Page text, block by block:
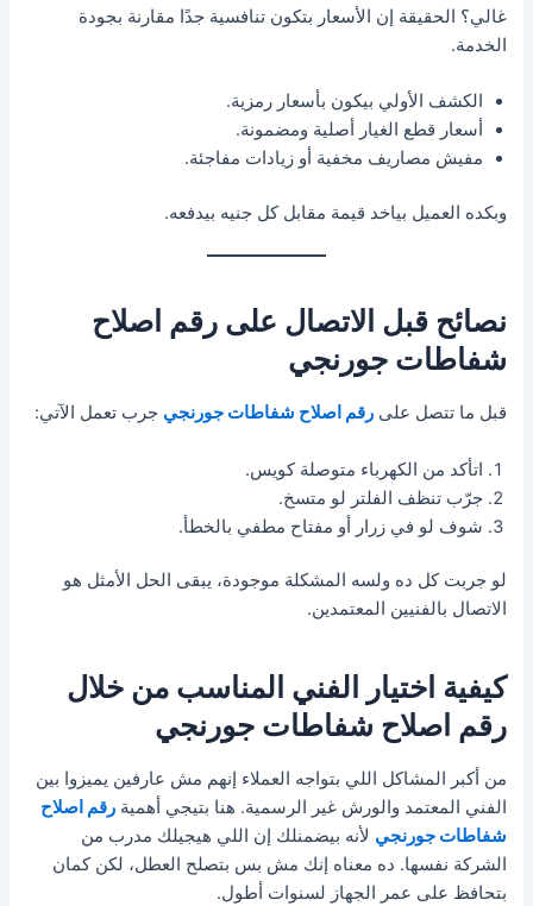
غالي؟ الحقيقة إن الأسعار بتكون تنافسية جدًا مقارنة بجودة
الخدمة.
الكشف الأولي بيكون بأسعار رمزية.
أسعار قطع الغيار أصلية ومضمونة.
مفيش مصاريف مخفية أو زيادات مفاجئة.
وبكده العميل بياخد قيمة مقابل كل جنيه بيدفعه.
نصائح قبل الاتصال على رقم اصلاح
شفاطات جورنجي
قبل ما تتصل علىرقم اصلاح شفاطات جورنجي جرب تعمل الآتي:
اتأكد من الكهرباء متوصلة كويس.
جرّب تنظف الفلتر لو متسخ.
شوف لو في زرار أو مفتاح مطفي بالخطأ.
لو جربت كل ده ولسه المشكلة موجودة، يبقى الحل الأمثل هو
الاتصال بالفنيين المعتمدين.
كيفية اختيار الفني المناسب من خلال
رقم اصلاح شفاطات جورنجي
من أكبر المشاكل اللي بتواجه العملاء إنهم مش عارفين يميزوا بين
الفني المعتمد والورش غير الرسمية. هنا بتيجي أهميةرقم اصلاح
شفاطات جورنجي لأنه بيضمنلك إن اللي هيجيلك مدرب من
الشركة نفسها. ده معناه إنك مش بس بتصلح العطل، لكن كمان
بتحافظ على عمر الجهاز لسنوات أطول.